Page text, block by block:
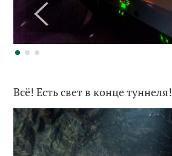
Всё! Есть свет в конце туннеля!